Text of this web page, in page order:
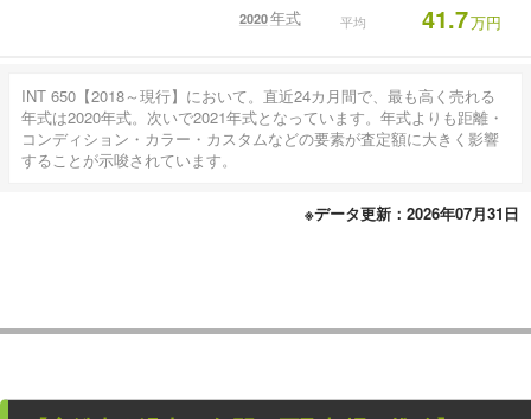
2020年式 平均 41.7万円
INT 650【2018～現行】において。直近24カ月間で、最も高く売れる
年式は2020年式。次いで2021年式となっています。年式よりも距離・
コンディション・カラー・カスタムなどの要素が査定額に大きく影響
することが示唆されています。
※データ更新：2026年07月31日